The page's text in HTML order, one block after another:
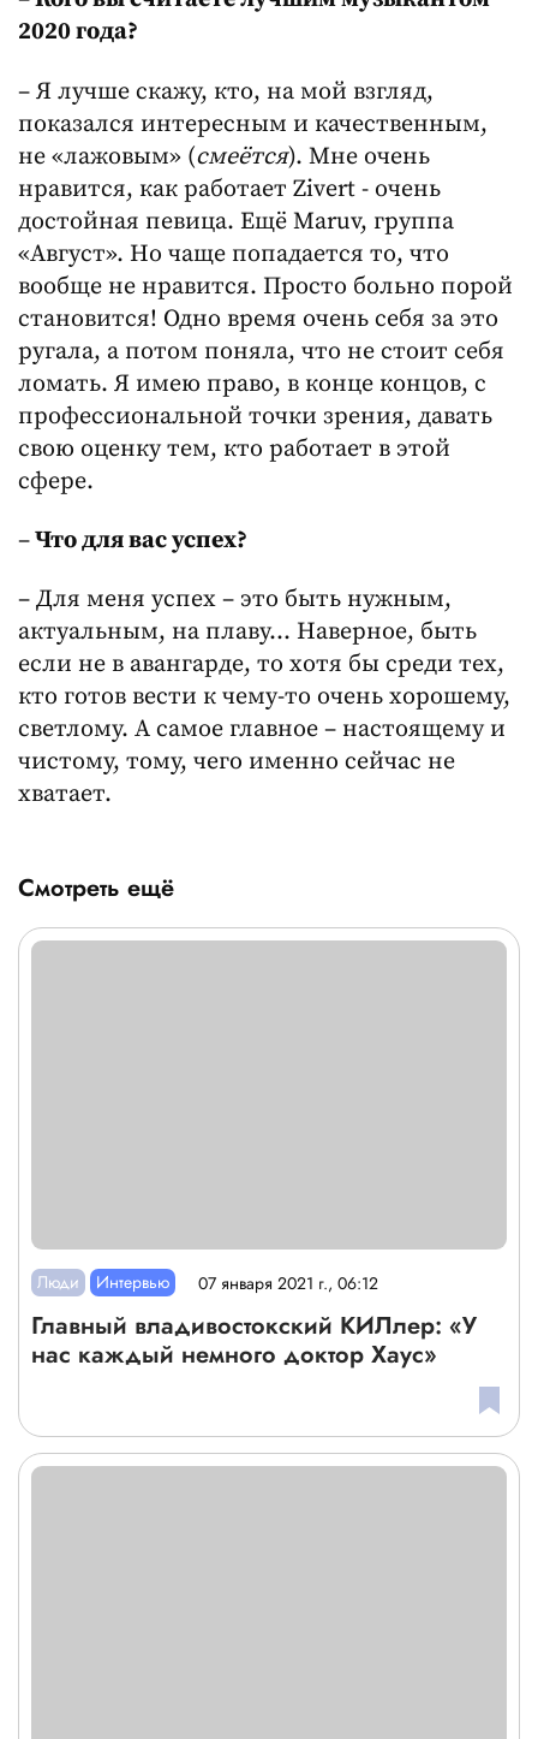
2020 года?
– Я лучше скажу, кто, на мой взгляд,
показался интересным и качественным,
не «лажовым» (смеётся). Мне очень
нравится, как работает Zivert - очень
достойная певица. Ещё Maruv, группа
«Август». Но чаще попадается то, что
вообще не нравится. Просто больно порой
становится! Одно время очень себя за это
ругала, а потом поняла, что не стоит себя
ломать. Я имею право, в конце концов, с
профессиональной точки зрения, давать
свою оценку тем, кто работает в этой
сфере.
–Что для вас успех?
– Для меня успех – это быть нужным,
актуальным, на плаву... Наверное, быть
если не в авангарде, то хотя бы среди тех,
кто готов вести к чему-то очень хорошему,
светлому. А самое главное – настоящему и
чистому, тому, чего именно сейчас не
хватает.
Смотреть ещё
Люди Интервью 07 января 2021 г., 06:12
Главный владивостокский КИЛлер: «У
нас каждый немного доктор Хаус»